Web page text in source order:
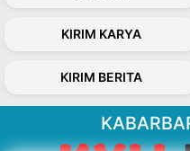
KIRIM KARYA
KIRIM BERITA